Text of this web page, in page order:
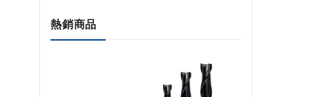
熱銷商品